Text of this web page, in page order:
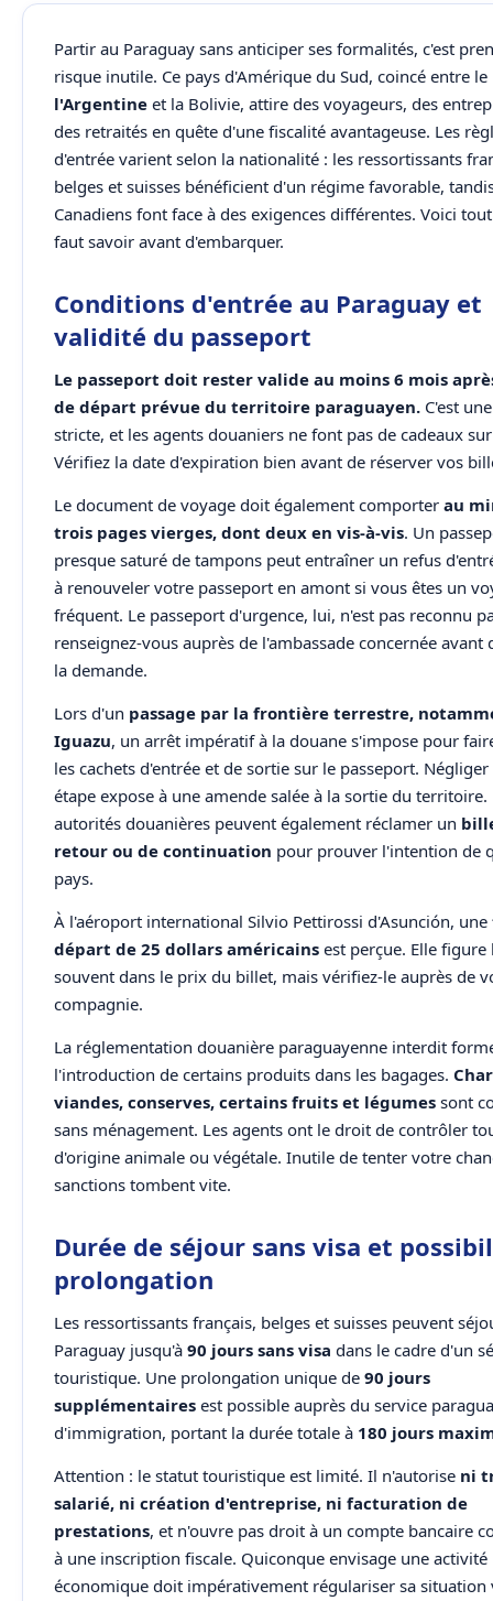
Partir au Paraguay sans anticiper ses formalités, c'est
risque inutile. Ce pays d'Amérique du Sud, coincé entre le
l'Argentine et la Bolivie, attire des voyageurs, des
des retraités en quête d'une fiscalité avantageuse. Les
d'entrée varient selon la nationalité : les ressortissants
belges et suisses bénéficient d'un régime favorable,
Canadiens font face à des exigences différentes. Voici
faut savoir avant d'embarquer.
Conditions d'entrée au Paraguay et
validité du passeport
Le passeport doit rester valide au moins 6 mois
de départ prévue du territoire paraguayen. C'est
stricte, et les agents douaniers ne font pas de cadeaux
Vérifiez la date d'expiration bien avant de réserver vos
Le document de voyage doit également comporter au
trois pages vierges, dont deux en vis-à-vis. Un
presque saturé de tampons peut entraîner un refus
à renouveler votre passeport en amont si vous êtes un
fréquent. Le passeport d'urgence, lui, n'est pas reconnu
renseignez-vous auprès de l'ambassade concernée avant
la demande.
Lors d'un passage par la frontière terrestre,
Iguazu, un arrêt impératif à la douane s'impose pour
les cachets d'entrée et de sortie sur le passeport. Négliger
étape expose à une amende salée à la sortie du territoire.
autorités douanières peuvent également réclamer un
retour ou de continuation pour prouver l'intention de
pays.
À l'aéroport international Silvio Pettirossi d'Asunción, une
départ de 25 dollars américains est perçue. Elle figure
souvent dans le prix du billet, mais vérifiez-le auprès de
compagnie.
La réglementation douanière paraguayenne interdit
l'introduction de certains produits dans les bagages.
viandes, conserves, certains fruits et légumes sont
sans ménagement. Les agents ont le droit de contrôler
d'origine animale ou végétale. Inutile de tenter votre
sanctions tombent vite.
Durée de séjour sans visa et
prolongation
Les ressortissants français, belges et suisses peuvent
Paraguay jusqu'à 90 jours sans visa dans le cadre d'un
touristique. Une prolongation unique de 90 jours
supplémentaires est possible auprès du service
d'immigration, portant la durée totale à 180 jours
Attention : le statut touristique est limité. Il n'autorise ni
salarié, ni création d'entreprise, ni facturation de
prestations, et n'ouvre pas droit à un compte bancaire
à une inscription fiscale. Quiconque envisage une activité
économique doit impérativement régulariser sa situation